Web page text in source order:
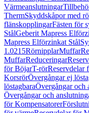
Värmeanslutningar
ThermSkyddskåpor med
flänskopplingarFästen för
StålGeberit Mapress
Mapress Elförzinkat Stål
1.0215RörnipplarMuffar
MuffarReduceringar
för BöjarT-rörReservdelar
KorsrörÖvergångar ej
löstagbaraÖvergångar och
Övergångar och
för Kompensatorer